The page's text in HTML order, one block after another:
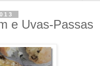
e Uvas-Passas